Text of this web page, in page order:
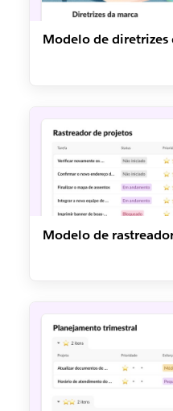
Modelo de diretrizes
Modelo de